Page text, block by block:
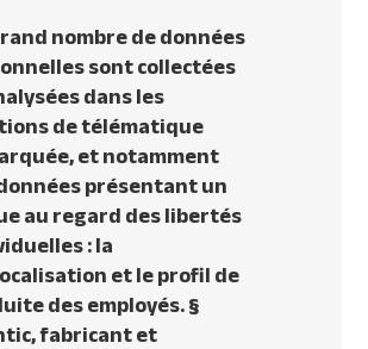
nombre de données
sont collectées
dans les
de télématique
et notamment
présentant un
au regard des libertés
: la
et le profil de
des employés.§
fabricant et